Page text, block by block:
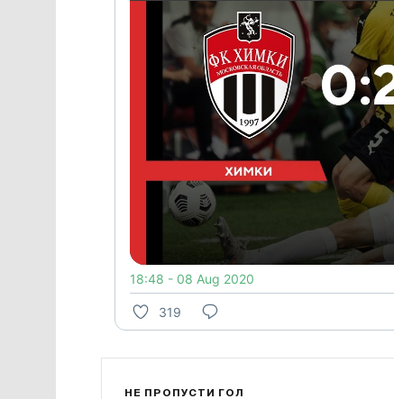
18:48 - 08 Aug 2020
319
НЕ ПРОПУСТИ ГОЛ